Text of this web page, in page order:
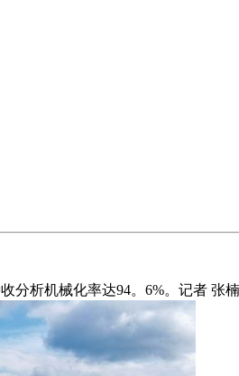
析机械化率达94。6%。记者 张